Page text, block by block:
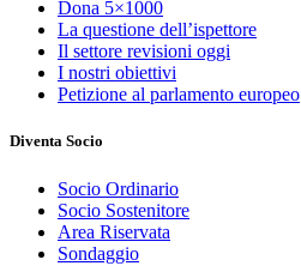
Dona 5×1000
La questione dell’ispettore
Il settore revisioni oggi
I nostri obiettivi
Petizione al parlamento europeo
Diventa Socio
Socio Ordinario
Socio Sostenitore
Area Riservata
Sondaggio